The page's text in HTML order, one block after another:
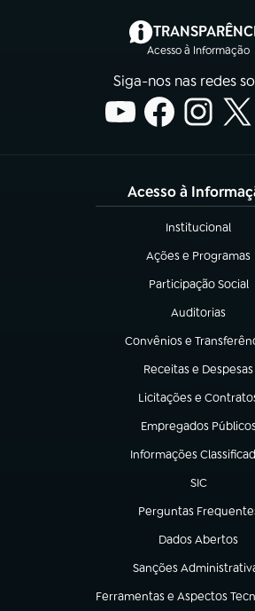
Acesso à Informação
(abre
Siga-nos nas redes
Acesso à
Institucional
(abre em nova
Ações e Programas
(abre em nova aba)
Participação Social
(abre em nova aba)
Auditorias
(abre em nova
Convênios e
(abre em nova aba)
Receitas e Despesas
(abre em nova aba)
Licitações e
(abre em nova aba)
Empregados
(abre em nova aba)
Informações
(abre em nova aba)
SIC
(abre em
Perguntas
(abre em nova aba)
Dados Abertos
(abre em nova aba)
Sanções
(abre em nova aba)
Ferramentas e Aspectos
(abre em nova aba)